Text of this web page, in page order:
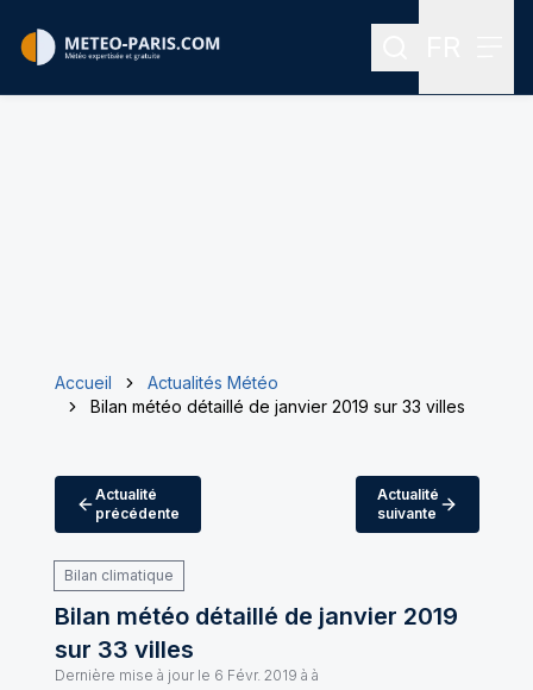
Rechercher
Accueil
Actualités Météo
Bilan météo détaillé de janvier 2019 sur 33 villes
Actualité
précédente
Actualité
suivante
Bilan climatique
Bilan météo détaillé de janvier 2019
sur 33 villes
Dernière mise à jour le 6 Févr. 2019 à à